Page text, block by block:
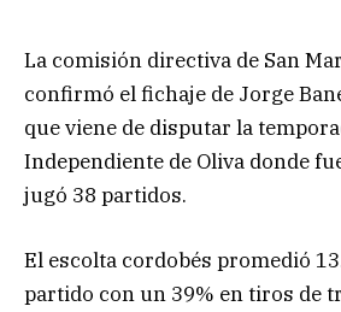
La comisión directiva de San
confirmó el fichaje de Jorge
que viene de disputar la
Independiente de Oliva donde
jugó 38 partidos.
El escolta cordobés promedió
partido con un 39% en tiros de